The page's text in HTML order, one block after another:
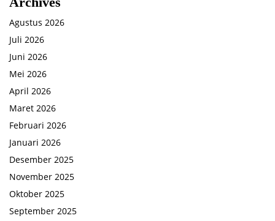
Agustus 2026
Juli 2026
Juni 2026
Mei 2026
April 2026
Maret 2026
Februari 2026
Januari 2026
Desember 2025
November 2025
Oktober 2025
September 2025